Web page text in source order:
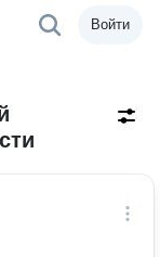
Войти